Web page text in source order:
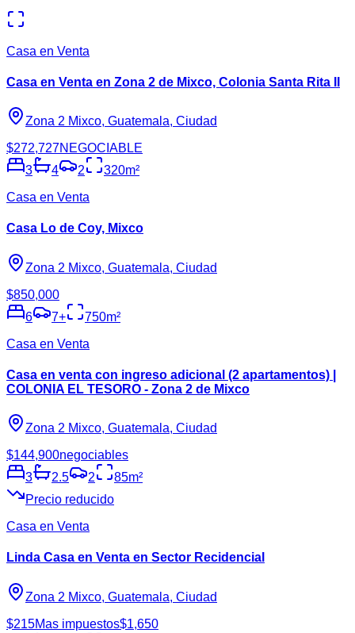
Casa en Venta
Casa en Venta en Zona 2 de Mixco, Colonia Santa Rita II
Zona 2 Mixco, Guatemala, Ciudad
$272,727NEGOCIABLE
3
4 2 320m²
Casa en Venta
Casa Lo de Coy, Mixco
Zona 2 Mixco, Guatemala, Ciudad
$850,000
6
7+ 750m²
Casa en Venta
Casa en venta con ingreso adicional (2 apartamentos) |
COLONIA EL TESORO - Zona 2 de Mixco
Zona 2 Mixco, Guatemala, Ciudad
$144,900negociables
3
2.5 2 85m²
Precio reducido
Casa en Venta
Linda Casa en Venta en Sector Recidencial
Zona 2 Mixco, Guatemala, Ciudad
$215Mas impuestos$1,650